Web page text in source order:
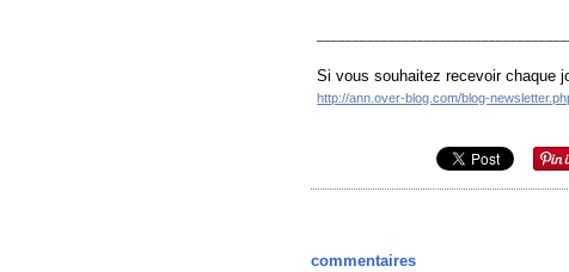
Si vous souhaitez recevoir chaque
http://ann.over-blog.com/blog-
commentaires